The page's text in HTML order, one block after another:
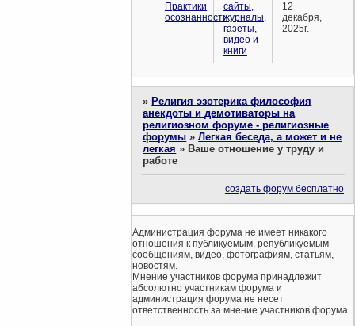
Практики
осознанности
сайты,
журналы,
газеты,
видео и
книги
12
декабря,
2025г.
» Религия эзотерика философия
анекдоты и демотиваторы на
религиозном форуме - религиозные
форумы »Легкая беседа, а может и не
легкая » Ваше отношение у труду и
работе
создать форум бесплатно
Администрация форума не имеет никакого
отношения к публикуемым, републикуемым
сообщениям, видео, фотографиям, статьям,
новостям.
Мнение участников форума принадлежит
абсолютно участникам форума и
администрация форума не несет
ответственность за мнение участников форума.